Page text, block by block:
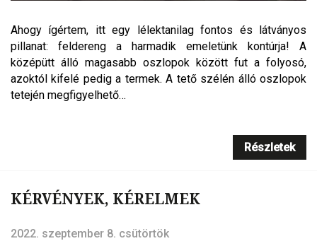
Ahogy ígértem, itt egy lélektanilag fontos és látványos
pillanat: feldereng a harmadik emeletünk kontúrja! A
középütt álló magasabb oszlopok között fut a folyosó,
azoktól kifelé pedig a termek. A tető szélén álló oszlopok
tetején megfigyelhető…
Részletek
KÉRVÉNYEK, KÉRELMEK
2022. szeptember 8. csütörtök